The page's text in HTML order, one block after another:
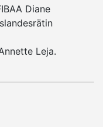
Diane
Leja.